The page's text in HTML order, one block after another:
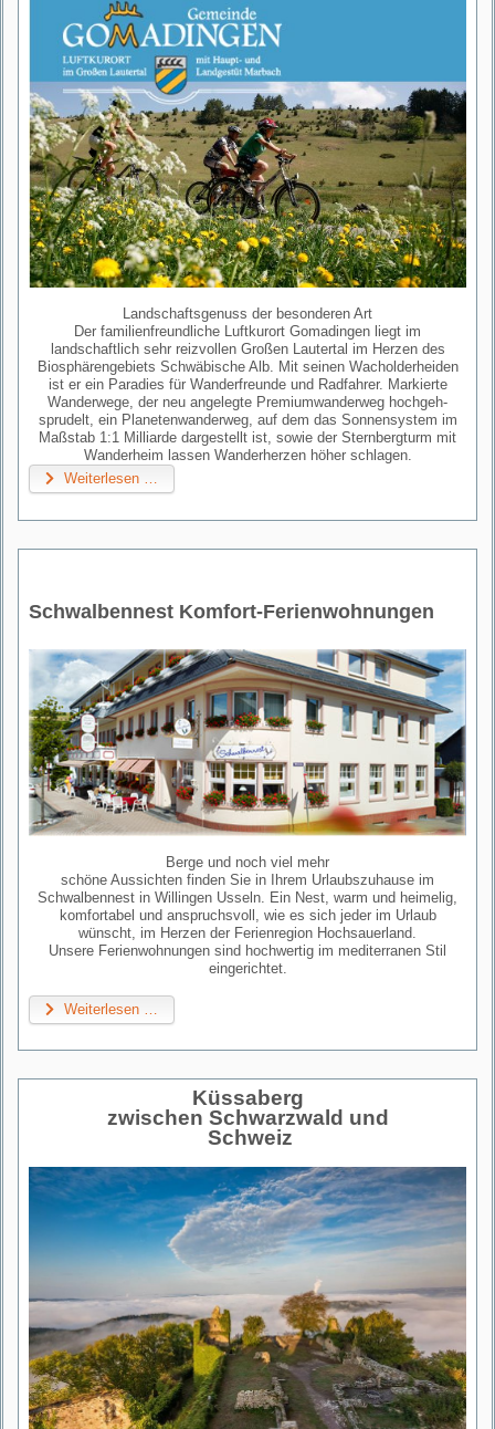
Landschaftsgenuss der besonderen Art
Der familienfreundliche Luftkurort Gomadingen liegt im
landschaftlich sehr reizvollen Großen Lautertal im Herzen des
Biosphärengebiets Schwäbische Alb. Mit seinen Wacholderheiden
ist er ein Paradies für Wanderfreunde und Radfahrer. Markierte
Wanderwege, der neu angelegte Premiumwanderweg hochgeh-
sprudelt, ein Planetenwanderweg, auf dem das Sonnensystem im
Maßstab 1:1 Milliarde dargestellt ist, sowie der Sternbergturm mit
Wanderheim lassen Wanderherzen höher schlagen.
Weiterlesen …
Schwalbennest Komfort-Ferienwohnungen
Berge und noch viel mehr
schöne Aussichten finden Sie in Ihrem Urlaubszuhause im
Schwalbennest in Willingen Usseln. Ein Nest, warm und heimelig,
komfortabel und anspruchsvoll, wie es sich jeder im Urlaub
wünscht, im Herzen der Ferienregion Hochsauerland.
Unsere Ferienwohnungen sind hochwertig im mediterranen Stil
eingerichtet.
Weiterlesen …
Küssaberg
zwischen Schwarzwald und
Schweiz